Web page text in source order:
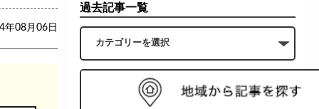
年08月06日
過去記事一覧